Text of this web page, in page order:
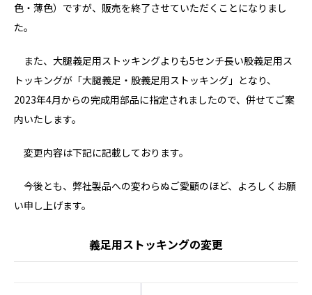
色・薄色）ですが、販売を終了させていただくことになりまし
た。
また、大腿義足用ストッキングよりも5センチ長い股義足用ス
トッキングが「大腿義足・股義足用ストッキング」となり、
2023年4月からの完成用部品に指定されましたので、併せてご案
内いたします。
変更内容は下記に記載しております。
今後とも、弊社製品への変わらぬご愛顧のほど、よろしくお願
い申し上げます。
義足用ストッキングの変更